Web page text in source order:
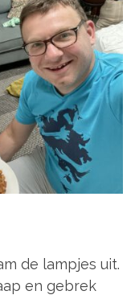
de lampjes uit.
en gebrek